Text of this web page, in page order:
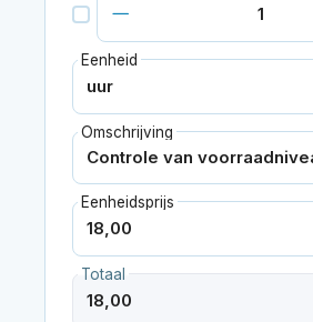
Eenheid
Omschrijving
Eenheidsprijs
Totaal